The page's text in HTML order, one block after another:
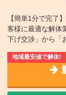
【簡単1分で完了
客様に最適な解体
下げ交渉」から「